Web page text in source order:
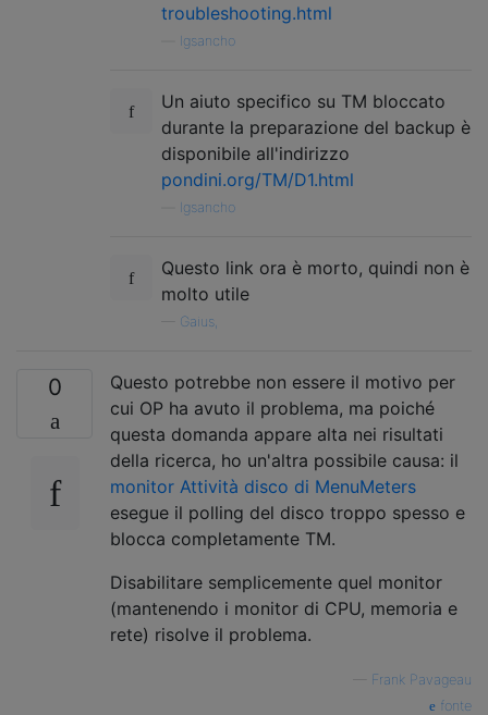
troubleshooting.html
lgsancho
Un aiuto specifico su TM bloccato
durante la preparazione del backup è
disponibile all'indirizzo
pondini.org/TM/D1.html
lgsancho
Questo link ora è morto, quindi non è
molto utile
Gaius,
0
Questo potrebbe non essere il motivo per
cui OP ha avuto il problema, ma poiché
questa domanda appare alta nei risultati
della ricerca, ho un'altra possibile causa: il
monitor Attività disco di MenuMeters
esegue il polling del disco troppo spesso e
blocca completamente TM.
Disabilitare semplicemente quel monitor
(mantenendo i monitor di CPU, memoria e
rete) risolve il problema.
Frank Pavageau
fonte